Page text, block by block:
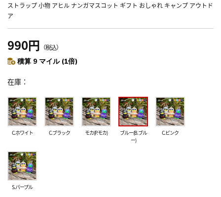
ストラップ 小物 アヒル ナンガマスコット ギフト おしゃれ キャンプ アウトド
ア
990円 （税込）
積算 9 マイル (1倍)
在庫
C.ホワイト C.ブラック モカ(P.モカ)
ブルー(B.ブル
ー)
C.ピンク
S.パープル